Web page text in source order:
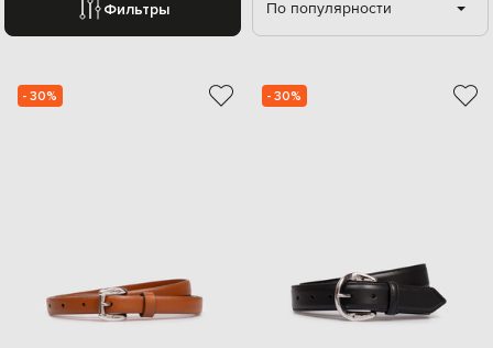
Фильтры По популярности
- 30% - 30%